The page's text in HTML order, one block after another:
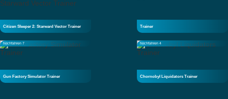
Citizen Sleeper 2: Starward Vector Trainer Trainer
hochfahren 7
Gun Factory Simulator Trainer
hochfahren 4
Chornobyl Liquidators Trainer